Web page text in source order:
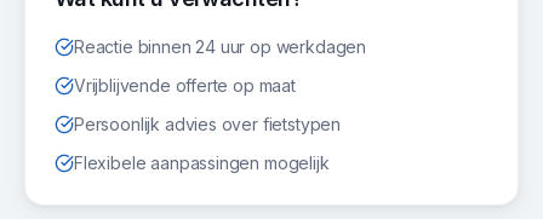
Reactie binnen 24 uur op werkdagen
Vrijblijvende offerte op maat
Persoonlijk advies over fietstypen
Flexibele aanpassingen mogelijk